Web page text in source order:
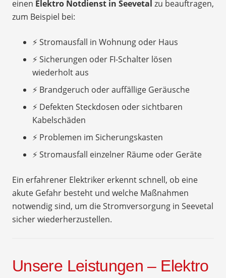
einen Elektro Notdienst in Seevetal zu beauftragen,
zum Beispiel bei:
⚡ Stromausfall in Wohnung oder Haus
⚡ Sicherungen oder FI-Schalter lösen
wiederholt aus
⚡ Brandgeruch oder auffällige Geräusche
⚡ Defekten Steckdosen oder sichtbaren
Kabelschäden
⚡ Problemen im Sicherungskasten
⚡ Stromausfall einzelner Räume oder Geräte
Ein erfahrener Elektriker erkennt schnell, ob eine
akute Gefahr besteht und welche Maßnahmen
notwendig sind, um die Stromversorgung in Seevetal
sicher wiederherzustellen.
Unsere Leistungen – Elektro